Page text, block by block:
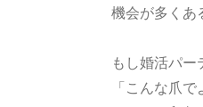
機会が多くあ
もし婚活パ
「こんな爪